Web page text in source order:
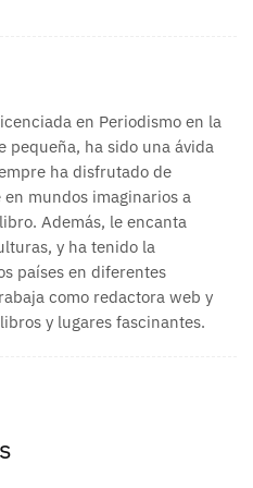
en Periodismo en la
pequeña, ha sido una ávida
ha disfrutado de
mundos imaginarios a
Además, le encanta
y ha tenido la
países en diferentes
como redactora web y
y lugares fascinantes.